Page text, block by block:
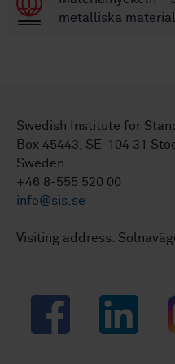
metalliska material
Swedish Institute for
Box 45443, SE-104 31
Sweden
+46 8-555 520 00
info@sis.se
Visiting address:
Facebook LinkedIn